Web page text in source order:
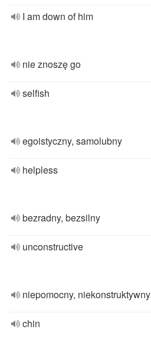
I am down of him
nie znoszę go
selfish
egoistyczny, samolubny
helpless
bezradny, bezsilny
unconstructive
niepomocny, niekonstruktywny
chin